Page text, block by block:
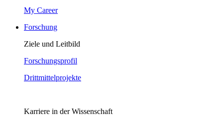
My Career
Forschung
Ziele und Leitbild
Forschungsprofil
Drittmittelprojekte
Karriere in der Wissenschaft